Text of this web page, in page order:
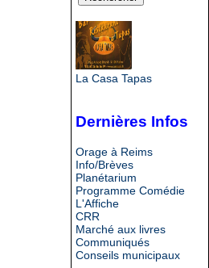
La Casa Tapas
Dernières Infos
Orage à Reims
Info/Brèves
Planétarium
Programme Comédie
L'Affiche
CRR
Marché aux livres
Communiqués
Conseils municipaux